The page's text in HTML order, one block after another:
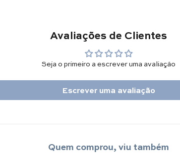
Avaliações de Clientes
Seja o primeiro a escrever uma avaliação
Escrever uma avaliação
Quem comprou, viu também